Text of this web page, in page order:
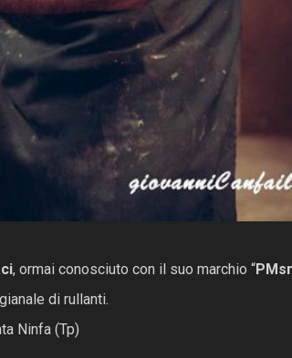
, ormai conosciuto con il suo marchio “
di rullanti.
Ninfa (Tp)